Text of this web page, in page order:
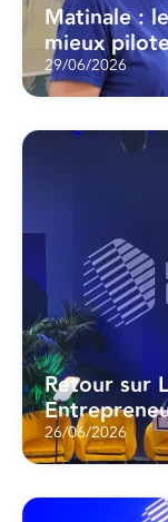
Matinale :
mieux
29/06/2026
Retour sur
26/06/2026